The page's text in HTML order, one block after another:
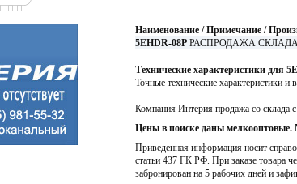
Наименование / Примечание /
5EHDR-08P РАСПРОДАЖА СКЛАДА!!
Технические характеристики для
Точные технические характеристики
Компания Интерия продажа со склада
Цены в поиске даны мелкооптовые.
Приведенная информация носит
статьи 437 ГК РФ. При заказе товара
забронирован на 5 рабочих дней и